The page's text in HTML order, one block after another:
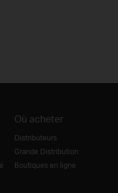
Où acheter
Distributeurs
Grande Distribution
Boutiques en ligne